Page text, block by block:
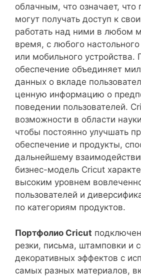
облачным, что означает, что
могут получать доступ к
работать над ними в любом
время, с любого
или мобильного устройства.
обеспечение объединяет
данных о вкладе
ценную информацию о
поведении пользователей.
возможности в области
чтобы постоянно улучшать
обеспечение и продукты,
дальнейшему
бизнес-модель Cricut
высоким уровнем
пользователей и
по категориям продуктов.
Портфолио Cricut
резки, письма, штамповки и
декоративных эффектов с
самых разных материалов,